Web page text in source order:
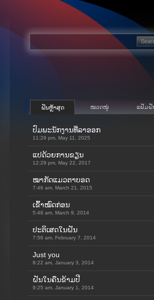
ຝັນຫຼ້າສຸດ ໝວດໝູ່ ແຟ້ມຝັ
ປົມພະນັກງານທີ່ລາອອກ
11:29 pm, May 11, 2025
ແປດ້ວຍການຂຽນ
12:29 pm, May 22, 2017
ໝາກັດແມວຕາບອດ
7:46 am, March 21, 2015
ເຂົ້າ​ໝົດ​ກ່ອນ
5:48 am, March 9, 2014
ປະຕິເສດໃນຝັນ
7:56 am, February 7, 2014
Just you
8:22 am, January 3, 2014
ຝັນໃນຄືນຂ້າມປີ
9:25 am, January 1, 2014